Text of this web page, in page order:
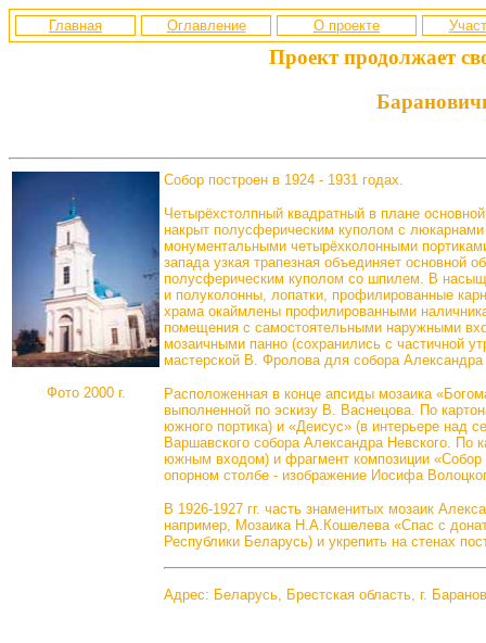
Главная Оглавление О проекте
Проект продолжает
Фото 2000 г.
Собор построен в 1924 - 1931 годах.
Четырёхстолпный квадратный в плане
накрыт полусферическим куполом с
монументальными четырёхколонными
запада узкая трапезная объединяет основной
полусферическим куполом со шпилем. В
и полуколонны, лопатки, профилированные
храма окаймлены профилированными
помещения с самостоятельными наружными
мозаичными панно (сохранились с частичной
мастерской В. Фролова для собора
Расположенная в конце апсиды мозаика
выполненной по эскизу В. Васнецова. По
южного портика) и «Деисус» (в интерьере над
Варшавского собора Александра Невского. По
южным входом) и фрагмент композиции «Собор
опорном столбе - изображение Иосифа
В 1926-1927 гг. часть знаменитых мозаик
например, Мозаика Н.А.Кошелева «Спас с
Республики Беларусь) и укрепить на стенах
Адрес: Беларусь, Брестская область, г.